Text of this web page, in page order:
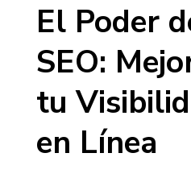
El Poder
SEO:
tu
en Línea